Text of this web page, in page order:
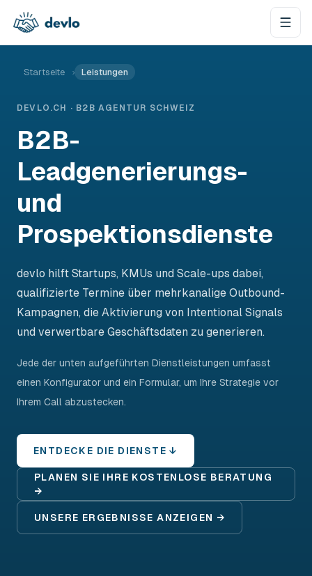
Startseite › Leistungen
DEVLO.CH · B2B AGENTUR SCHWEIZ
B2B-
Leadgenerierungs-
und
Prospektionsdienste
devlo hilft Startups, KMUs und Scale-ups dabei,
qualifizierte Termine über mehrkanalige Outbound-
Kampagnen, die Aktivierung von Intentional Signals
und verwertbare Geschäftsdaten zu generieren.
Jede der unten aufgeführten Dienstleistungen umfasst
einen Konfigurator und ein Formular, um Ihre Strategie vor
Ihrem Call abzustecken.
ENTDECKE DIE DIENSTE ↓
PLANEN SIE IHRE KOSTENLOSE BERATUNG
→
UNSERE ERGEBNISSE ANZEIGEN →